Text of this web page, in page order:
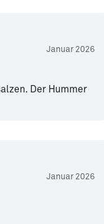
Januar 2026
Der Hummer
Januar 2026